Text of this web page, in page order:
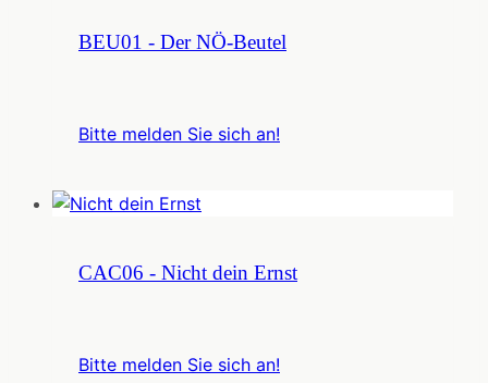
BEU01 - Der NÖ-Beutel
Bitte melden Sie sich an!
CAC06 - Nicht dein Ernst
Bitte melden Sie sich an!